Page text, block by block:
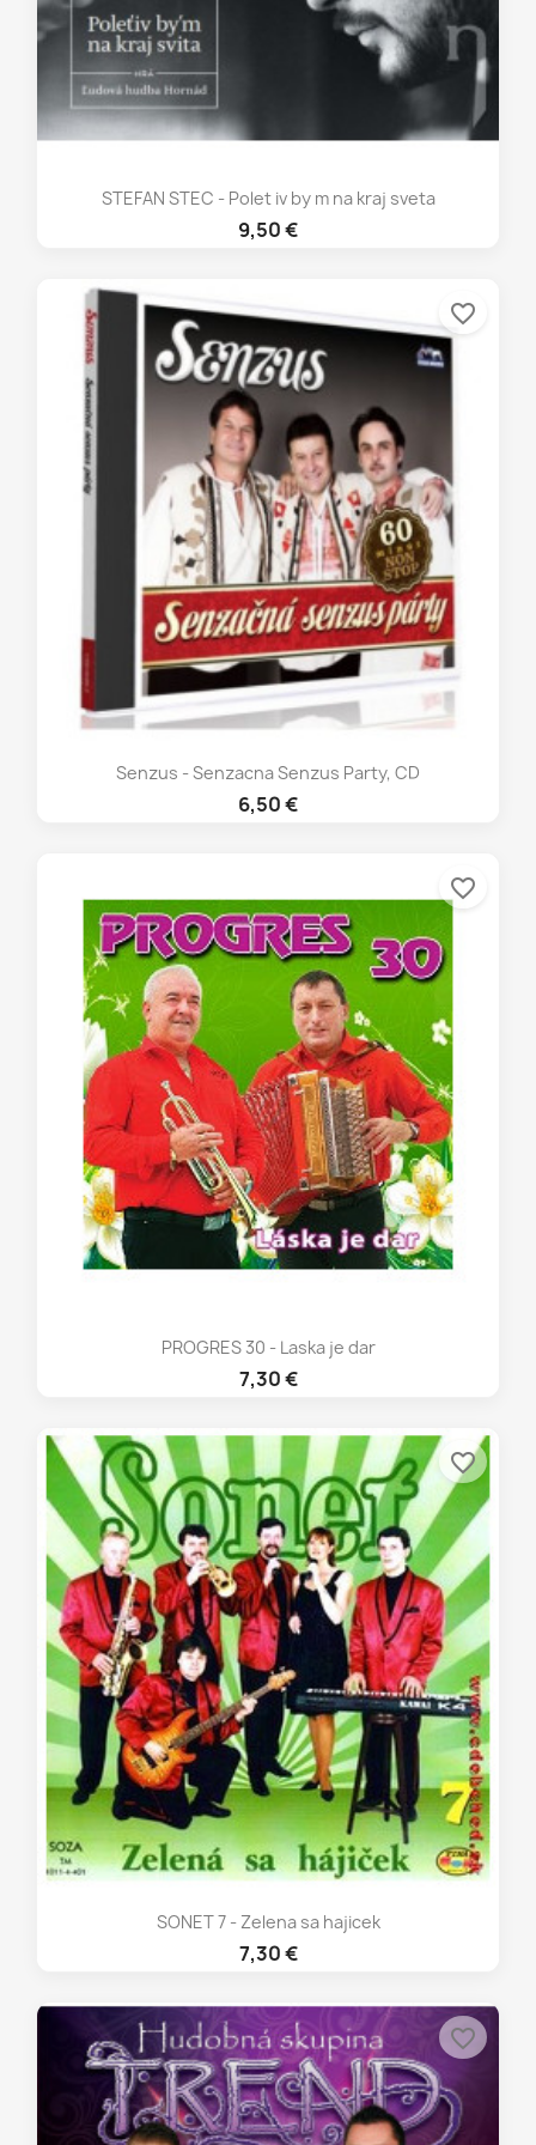
STEFAN STEC - Polet iv by m na kraj sveta
9,50 €
Senzus - Senzacna Senzus Party, CD
6,50 €
favorite_border
PROGRES 30 - Laska je dar
7,30 €
favorite_border
SONET 7 - Zelena sa hajicek
7,30 €
favorite_border
favorite_border